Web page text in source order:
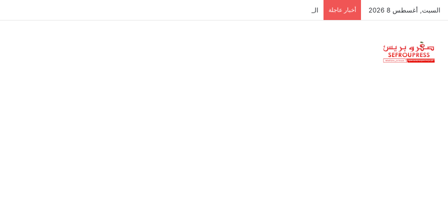
السبت, أغسطس 8 2026 أخبار عاجلة العثور على جثتين في حالة تحلل داخل منزلين بفاس يثير استنفار السلطات الأمنية